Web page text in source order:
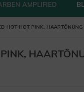
AMPLIFIED
HOT HOT PINK, HAARTÖNUNG